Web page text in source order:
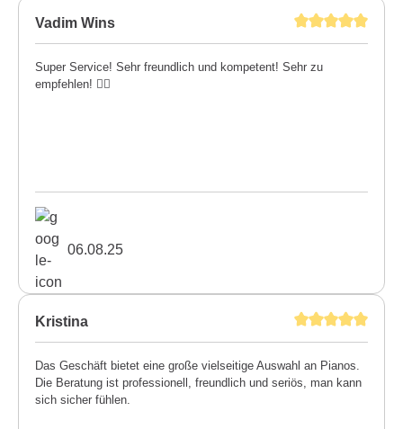
Vadim Wins
Super Service! Sehr freundlich und kompetent! Sehr zu
empfehlen! 👍🏼
06.08.25
Kristina
Das Geschäft bietet eine große vielseitige Auswahl an Pianos.
Die Beratung ist professionell, freundlich und seriös, man kann
sich sicher fühlen.